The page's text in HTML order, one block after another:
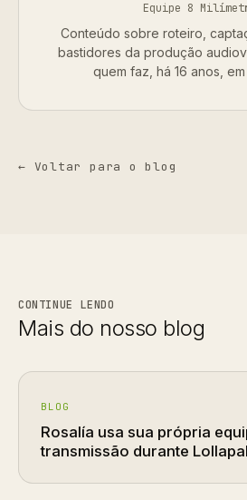
Equipe 8
Conteúdo sobre roteiro,
bastidores da produção
quem faz, há 16 anos,
← Voltar para o blog
CONTINUE LENDO
Mais do nosso blog
BLOG
Rosalía usa sua própria
transmissão durante